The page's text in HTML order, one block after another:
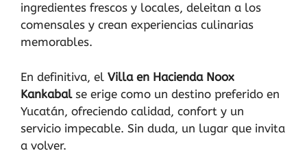
ingredientes frescos y locales, deleitan a los
comensales y crean experiencias culinarias
memorables.
En definitiva, el Villa en Hacienda Noox
Kankabalse erige como un destino preferido en
Yucatán, ofreciendo calidad, confort y un
servicio impecable. Sin duda, un lugar que invita
a volver.